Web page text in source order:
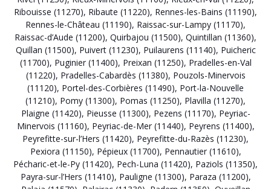
Ribouisse (11270), Ribaute (11220), Rennes-les-Bains (11190),
Rennes-le-Château (11190), Raissac-sur-Lampy (11170),
Raissac-d’Aude (11200), Quirbajou (11500), Quintillan (11360),
Quillan (11500), Puivert (11230), Puilaurens (11140), Puicheric
(11700), Puginier (11400), Preixan (11250), Pradelles-en-Val
(11220), Pradelles-Cabardès (11380), Pouzols-Minervois
(11120), Portel-des-Corbières (11490), Port-la-Nouvelle
(11210), Pomy (11300), Pomas (11250), Plavilla (11270),
Plaigne (11420), Pieusse (11300), Pezens (11170), Peyriac-
Minervois (11160), Peyriac-de-Mer (11440), Peyrens (11400),
Peyrefitte-sur-l’Hers (11420), Peyrefitte-du-Razès (11230),
Pexiora (11150), Pépieux (11700), Pennautier (11610),
Pécharic-et-le-Py (11420), Pech-Luna (11420), Paziols (11350),
Payra-sur-l’Hers (11410), Pauligne (11300), Paraza (11200),